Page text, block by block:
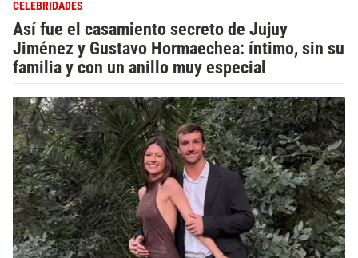
CELEBRIDADES
Así fue el casamiento secreto de Jujuy
Jiménez y Gustavo Hormaechea: íntimo, sin su
familia y con un anillo muy especial